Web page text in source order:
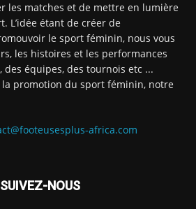
les matches et de mettre en lumière
L’idée étant de créer de
le sport féminin, nous vous
les histoires et les performances
des équipes, des tournois etc ...
la promotion du sport féminin, notre
africa.com
SUIVEZ-NOUS